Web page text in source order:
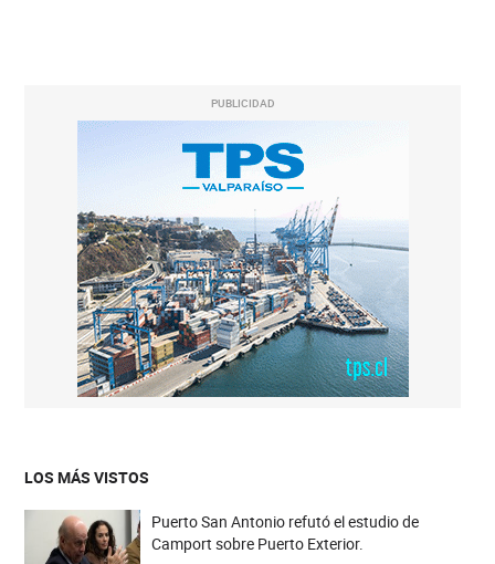
PUBLICIDAD
LOS MÁS VISTOS
Puerto San Antonio refutó el estudio de
Camport sobre Puerto Exterior.